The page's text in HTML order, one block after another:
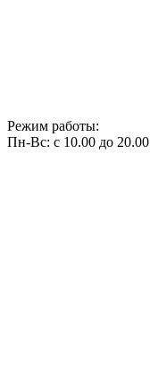
Режим работы:
Пн-Вс: с 10.00 до 20.00